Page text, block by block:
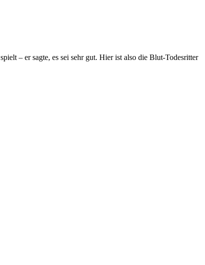
– er sagte, es sei sehr gut. Hier ist also die Blut-Todesritter